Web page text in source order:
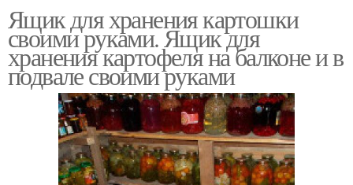
Ящик для хранения картошки
своими руками. Ящик для
хранения картофеля на балконе и в
подвале своими руками